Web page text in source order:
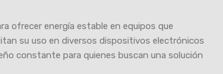
ofrecer energía estable en equipos que
su uso en diversos dispositivos electrónicos
constante para quienes buscan una solución